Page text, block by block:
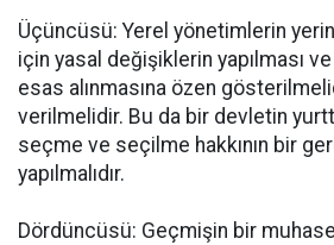
Üçüncüsü: Yerel yönetimlerin
için yasal değişiklerin yapılması
esas alınmasına özen
verilmelidir. Bu da bir devletin
seçme ve seçilme hakkının bir
yapılmalıdır.
Dördüncüsü: Geçmişin bir